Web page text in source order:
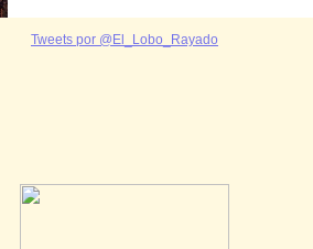
Tweets por @El_Lobo_Rayado